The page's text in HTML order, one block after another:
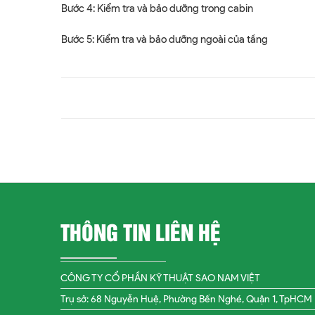
Bước 4: Kiểm tra và bảo dưỡng trong cabin
Bước 5: Kiểm tra và bảo dưỡng ngoài của tầng
THÔNG TIN LIÊN HỆ
CÔNG TY CỔ PHẦN KỸ THUẬT SAO NAM VIỆT
Trụ sở: 68 Nguyễn Huệ, Phường Bến Nghé, Quận 1, TpHCM